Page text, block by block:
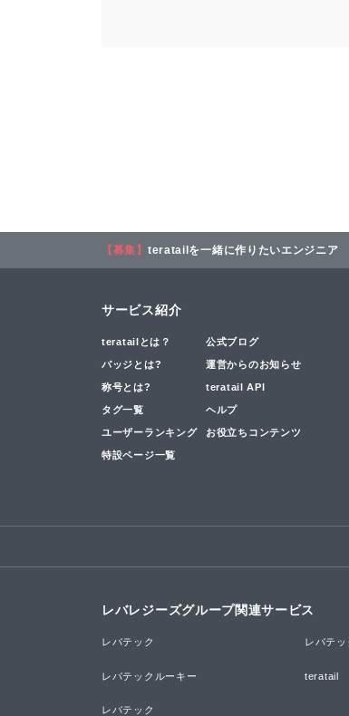
【募集】 teratailを一緒に作りたいエンジニア
サービス紹介
teratailとは？ 公式ブログ
バッジとは? 運営からのお知らせ
称号とは? teratail API
タグ一覧 ヘルプ
ユーザーランキング お役立ちコンテンツ
特設ページ一覧
レバレジーズグループ関連サービス
レバテック レバテッ
レバテックルーキー teratail
レバテック